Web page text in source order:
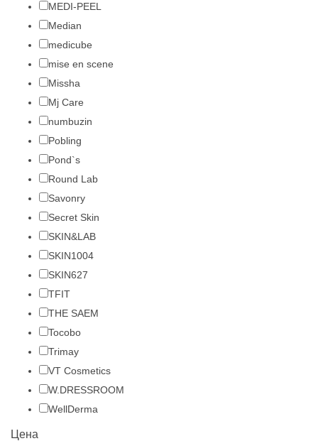
MEDI-PEEL
Median
medicube
mise en scene
Missha
Mj Care
numbuzin
Pobling
Pond`s
Round Lab
Savonry
Secret Skin
SKIN&LAB
SKIN1004
SKIN627
TFIT
THE SAEM
Tocobo
Trimay
VT Cosmetics
W.DRESSROOM
WellDerma
Цена